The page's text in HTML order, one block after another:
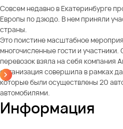
Совсем недавно в Екатеринбурге
Европы по дзюдо. В нем приняли
страны.
Это поистине масштабное
многочисленные гости и
перевозок взяла на себя компания
организация совершила в рамках
которые были осуществлены 20
автомобилями.
Информация